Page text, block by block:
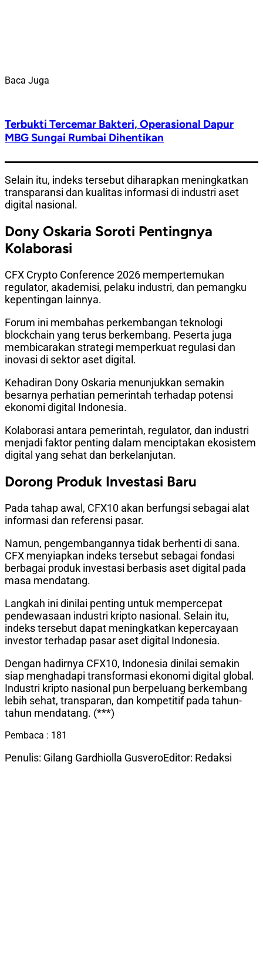
Baca Juga
Terbukti Tercemar Bakteri, Operasional Dapur
MBG Sungai Rumbai Dihentikan
Selain itu, indeks tersebut diharapkan meningkatkan
transparansi dan kualitas informasi di industri aset
digital nasional.
Dony Oskaria Soroti Pentingnya
Kolaborasi
CFX Crypto Conference 2026 mempertemukan
regulator, akademisi, pelaku industri, dan pemangku
kepentingan lainnya.
Forum ini membahas perkembangan teknologi
blockchain yang terus berkembang. Peserta juga
membicarakan strategi memperkuat regulasi dan
inovasi di sektor aset digital.
Kehadiran Dony Oskaria menunjukkan semakin
besarnya perhatian pemerintah terhadap potensi
ekonomi digital Indonesia.
Kolaborasi antara pemerintah, regulator, dan industri
menjadi faktor penting dalam menciptakan ekosistem
digital yang sehat dan berkelanjutan.
Dorong Produk Investasi Baru
Pada tahap awal, CFX10 akan berfungsi sebagai alat
informasi dan referensi pasar.
Namun, pengembangannya tidak berhenti di sana.
CFX menyiapkan indeks tersebut sebagai fondasi
berbagai produk investasi berbasis aset digital pada
masa mendatang.
Langkah ini dinilai penting untuk mempercepat
pendewasaan industri kripto nasional. Selain itu,
indeks tersebut dapat meningkatkan kepercayaan
investor terhadap pasar aset digital Indonesia.
Dengan hadirnya CFX10, Indonesia dinilai semakin
siap menghadapi transformasi ekonomi digital global.
Industri kripto nasional pun berpeluang berkembang
lebih sehat, transparan, dan kompetitif pada tahun-
tahun mendatang. (***)
Pembaca : 181
Penulis: Gilang Gardhiolla GusveroEditor: Redaksi